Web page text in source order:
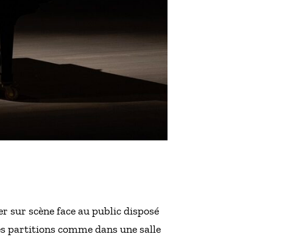
sur scène face au public disposé
partitions comme dans une salle